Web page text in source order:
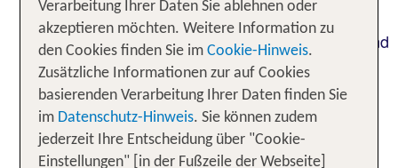
persönlichen Kontakt her, der für Sie ein
individuelles Rahmenprogramm maßschneidert und
vom Tagungsraum bis zum Outdoor-Event das
passende Ambiente findet und die kulinarischen
Highlights arrangiert.
Gute Gründe für Tagungen mit
Verarbeitung Ihrer Daten Sie ablehnen oder
akzeptieren möchten. Weitere Information zu
den Cookies finden Sie im Cookie-Hinweis.
Zusätzliche Informationen zur auf Cookies
basierenden Verarbeitung Ihrer Daten finden Sie
im Datenschutz-Hinweis. Sie können zudem
jederzeit Ihre Entscheidung über "Cookie-
Einstellungen" [in der Fußzeile der Webseite]